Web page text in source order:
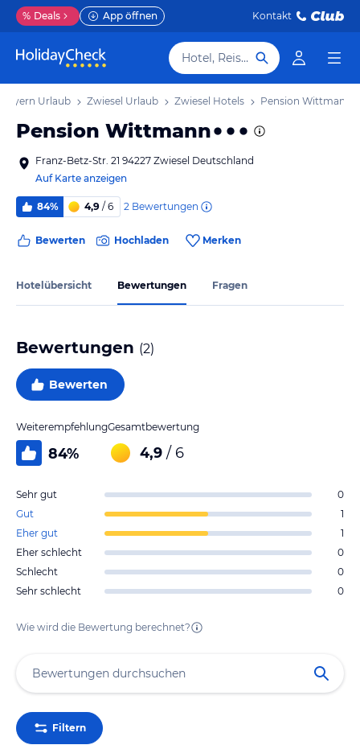
% Deals App öffnen Kontakt
Hotel, Reiseziel
Bayern Urlaub Zwiesel Urlaub Zwiesel Hotels Pension Wittmann
Pension Wittmann
Franz-Betz-Str. 21 94227 Zwiesel Deutschland
Auf Karte anzeigen
84% 4,9 / 6 2 Bewertungen
Bewerten Hochladen Merken
Hotelübersicht Bewertungen Fragen
Bewertungen (2)
Bewerten
Weiterempfehlung
84%
Gesamtbewertung
4,9 / 6
Sehr gut
0
Gut
1
Eher gut
1
Eher schlecht
0
Schlecht
0
Sehr schlecht
0
Wie wird die Bewertung berechnet?
Filtern